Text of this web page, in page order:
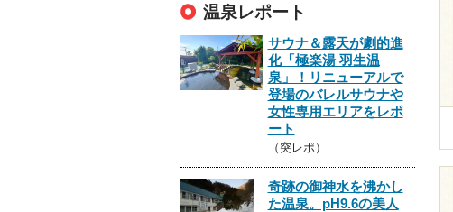
温泉レポート
サウナ＆露天が劇的進
化「極楽湯 羽生温
泉」！リニューアルで
登場のバレルサウナや
女性専用エリアをレポ
ート
（突レポ）
奇跡の御神水を沸かし
た温泉。pH9.6の美人